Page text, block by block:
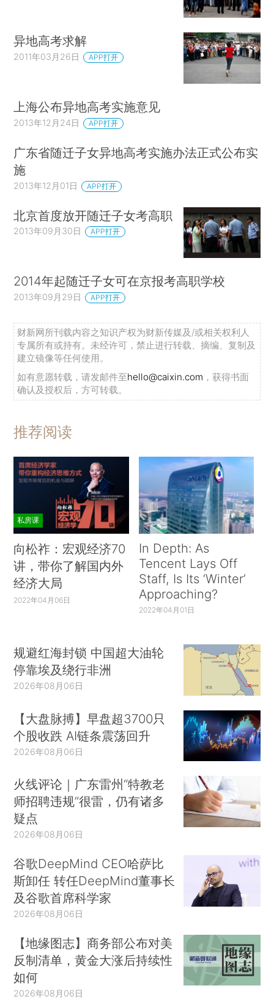
异地高考求解
2011年03月26日 APP打开
上海公布异地高考实施意见
2013年12月24日 APP打开
广东省随迁子女异地高考实施办法正式公布实
施
2013年12月01日 APP打开
北京首度放开随迁子女考高职
2013年09月30日 APP打开
2014年起随迁子女可在京报考高职学校
2013年09月29日 APP打开
财新网所刊载内容之知识产权为财新传媒及/或相关权利人
专属所有或持有。未经许可，禁止进行转载、摘编、复制及
建立镜像等任何使用。
如有意愿转载，请发邮件至hello@caixin.com ，获得书面
确认及授权后，方可转载。
推荐阅读
私房课
向松祚：宏观经济70
讲，带你了解国内外
经济大局
2022年04月06日
In Depth: As
Tencent Lays Off
Staff, Is Its ‘Winter’
Approaching?
2022年04月01日
规避红海封锁 中国超大油轮
停靠埃及绕行非洲
2026年08月06日
【大盘脉搏】早盘超3700只
个股收跌 AI链条震荡回升
2026年08月06日
火线评论｜广东雷州“特教老
师招聘违规”很雷，仍有诸多
疑点
2026年08月06日
谷歌DeepMind CEO哈萨比
斯卸任 转任DeepMind董事长
及谷歌首席科学家
2026年08月06日
【地缘图志】商务部公布对美
反制清单，黄金大涨后持续性
如何
2026年08月06日